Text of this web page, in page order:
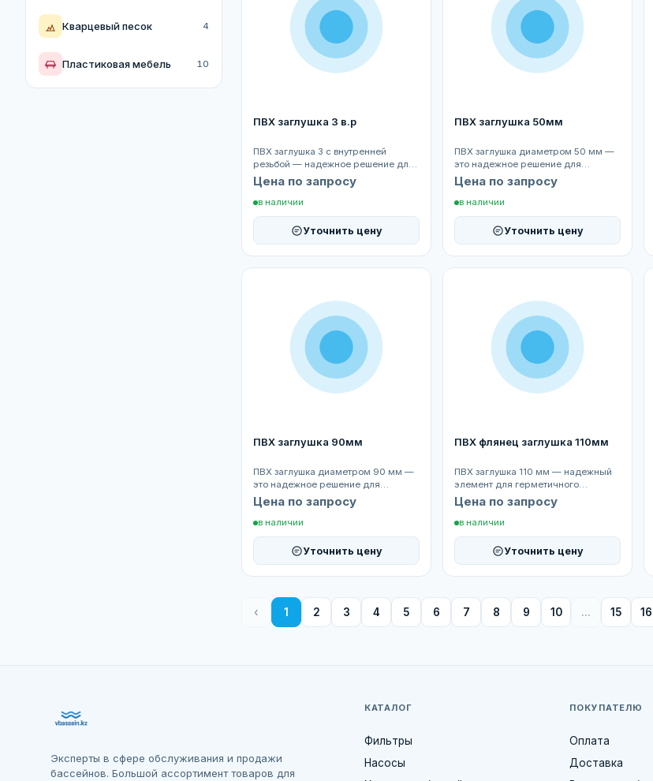
Кварцевый песок 4
Пластиковая мебель 10
ПВХ заглушка 3 в.р
ПВХ заглушка 3 с внутренней
резьбой — надежное решение для
герметичного закрытия
трубопроводов...
Цена по запросу
в наличии
Уточнить цену
ПВХ заглушка 50мм
ПВХ заглушка диаметром 50 мм —
это надежное решение для
герметичного закрытия
трубопроводов и с...
Цена по запросу
в наличии
Уточнить цену
ПВХ заглушка 90мм
ПВХ заглушка диаметром 90 мм —
это надежное решение для
герметичного закрытия
трубопроводов и с...
Цена по запросу
в наличии
Уточнить цену
ПВХ флянец заглушка 110мм
ПВХ заглушка 110 мм — надежный
элемент для герметичного
завершения трубопровода ПВХ
заглушка ди...
Цена по запросу
в наличии
Уточнить цену
‹ 1 2 3 4 5 6 7 8 9 10 ... 15 16
Эксперты в сфере обслуживания и продажи
бассейнов. Большой ассортимент товаров для
КАТАЛОГ
Фильтры
Насосы
ПОКУПАТЕЛЮ
Оплата
Доставка